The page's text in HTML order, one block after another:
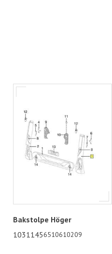
Bakstolpe Höger
10311456510610209